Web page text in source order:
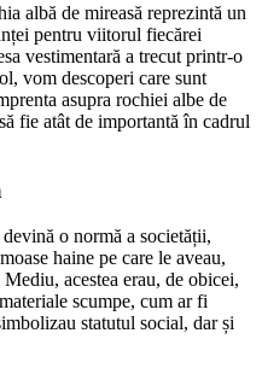
albă de mireasă reprezintă un
pentru viitorul fiecărei
vestimentară a trecut printr-o
vom descoperi care sunt
asupra rochiei albe de
fie atât de importantă în cadrul
o normă a societății,
haine pe care le aveau,
acestea erau, de obicei,
scumpe, cum ar fi
statutul social, dar și